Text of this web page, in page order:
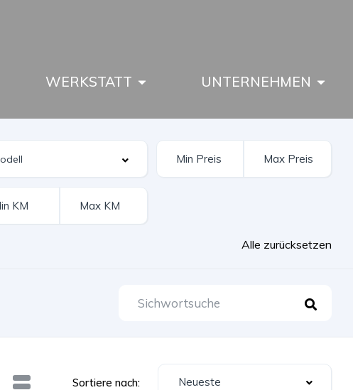
WERKSTATT UNTERNEHMEN
Alle zurücksetzen
Sortiere nach: Neueste